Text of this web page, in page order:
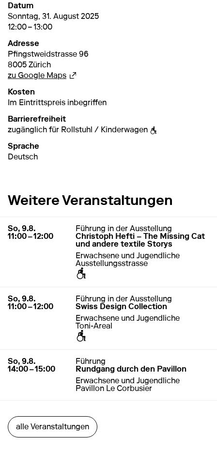
Datum
31. August 202512:00 – 13:00
Sonntag, 31. August 2025
12:00 – 13:00
Adresse
Pfingstweidstrasse 96
8005 Zürich
zu Google MapsExterner Link
Kosten
Im Eintrittspreis inbegriffen
Barrierefreiheit
zugänglich für Rollstuhl / Kinderwagen
Sprache
Deutsch
Weitere Veranstaltungen
9. August 2026 11:00 – 12:00
So, 9.8.
11:00 – 12:00
Führung in der Ausstellung
Christoph Hefti – The Missing Cat
und andere textile Storys
Erwachsene und Jugendliche
Ausstellungsstrasse
9. August 2026
11:00 – 12:00
So, 9.8.
11:00 – 12:00
Führung in der Ausstellung
Swiss Design Collection
Erwachsene und Jugendliche
Toni-Areal
9. August 2026
14:00 – 15:00
So, 9.8.
14:00 – 15:00
Führung
Rundgang durch den Pavillon
Erwachsene und Jugendliche
Pavillon Le Corbusier
alle Veranstaltungen